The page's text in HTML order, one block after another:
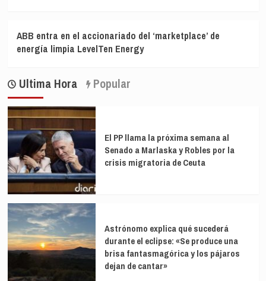
ABB entra en el accionariado del ‘marketplace’ de
energía limpia LevelTen Energy
Ultima Hora Popular
El PP llama la próxima semana al
Senado a Marlaska y Robles por la
crisis migratoria de Ceuta
Astrónomo explica qué sucederá
durante el eclipse: «Se produce una
brisa fantasmagórica y los pájaros
dejan de cantar»